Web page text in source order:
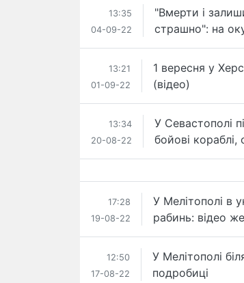
13:35
04-09-22
"Вмерти і
страшно": на
13:21
01-09-22
1 вересня у
(відео)
13:34
20-08-22
У Севастополі
бойові
17:28
19-08-22
У Мелітополі в
рабинь: відео
12:50
17-08-22
У Мелітополі
подробиці